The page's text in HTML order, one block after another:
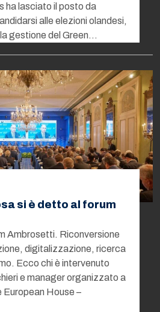
ha lasciato il posto da
alle elezioni olandesi,
gestione del Green…
si è detto al forum
Ambrosetti. Riconversione
digitalizzazione, ricerca
Ecco chi è intervenuto
e manager organizzato a
European House –